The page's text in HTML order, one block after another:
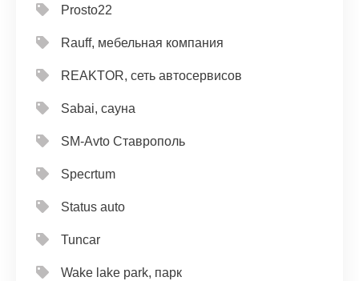
Prosto22
Rauff, мебельная компания
REAKTOR, сеть автосервисов
Sabai, сауна
SM-Avto Ставрополь
Specrtum
Status auto
Tuncar
Wake lake park, парк